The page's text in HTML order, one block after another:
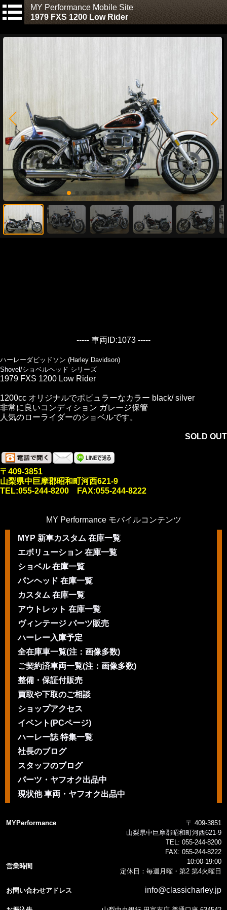
MY Performance Mobile Site
1979 FXS 1200 Low Rider
----- 車両ID:1073 -----
ハーレーダビッドソン (Harley Davidson)
Shovel/ショベルヘッド シリーズ
1979 FXS 1200 Low Rider
1200cc オリジナルでポピュラーなカラー black/ silver
非常に良いコンディション ガレージ保管
人気のローライダーのショベルです。
SOLD OUT
〒409-3851
山梨県中巨摩郡昭和町河西621-9
TEL:055-244-8200 FAX:055-244-8222
MY Performance モバイルコンテンツ
MYP 新車カスタム 在庫一覧
エボリューション 在庫一覧
ショベル 在庫一覧
パンヘッド 在庫一覧
カスタム 在庫一覧
アウトレット 在庫一覧
ヴィンテージ パーツ販売
ハーレー入庫予定
全在庫車一覧(注：画像多数)
ご契約済車両一覧(注：画像多数)
整備・保証付販売
買取や下取のご相談
ショップアクセス
イベント(PCページ)
ハーレー誌 特集一覧
社長のブログ
スタッフのブログ
パーツ・ヤフオク出品中
現状他 車両・ヤフオク出品中
MYPerformance
〒 409-3851
山梨県中巨摩郡昭和町河西621-9
TEL: 055-244-8200
FAX: 055-244-8222
営業時間
10:00-19:00
定休日：毎週月曜・第2 第4火曜日
お問い合わせアドレス info@classicharley.jp